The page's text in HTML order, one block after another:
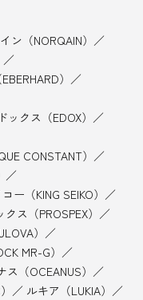
ン（NORQAIN）
）
ックス（EDOX）
CONSTANT）
ー（KING SEIKO）
ス（PROSPEX）
）
MR-G）
ス（OCEANUS）
ルキア（LUKIA）